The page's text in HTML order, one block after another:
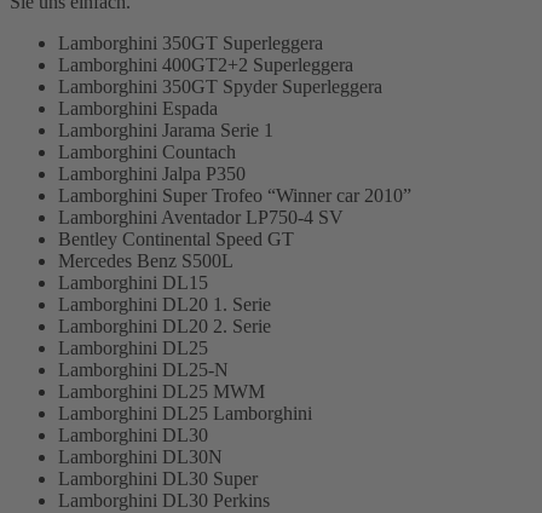
Lamborghini 350GT Superleggera
Lamborghini 400GT2+2 Superleggera
Lamborghini 350GT Spyder Superleggera
Lamborghini Espada
Lamborghini Jarama Serie 1
Lamborghini Countach
Lamborghini Jalpa P350
Lamborghini Super Trofeo “Winner car 2010”
Lamborghini Aventador LP750-4 SV
Bentley Continental Speed GT
Mercedes Benz S500L
Lamborghini DL15
Lamborghini DL20 1. Serie
Lamborghini DL20 2. Serie
Lamborghini DL25
Lamborghini DL25-N
Lamborghini DL25 MWM
Lamborghini DL25 Lamborghini
Lamborghini DL30
Lamborghini DL30N
Lamborghini DL30 Super
Lamborghini DL30 Perkins